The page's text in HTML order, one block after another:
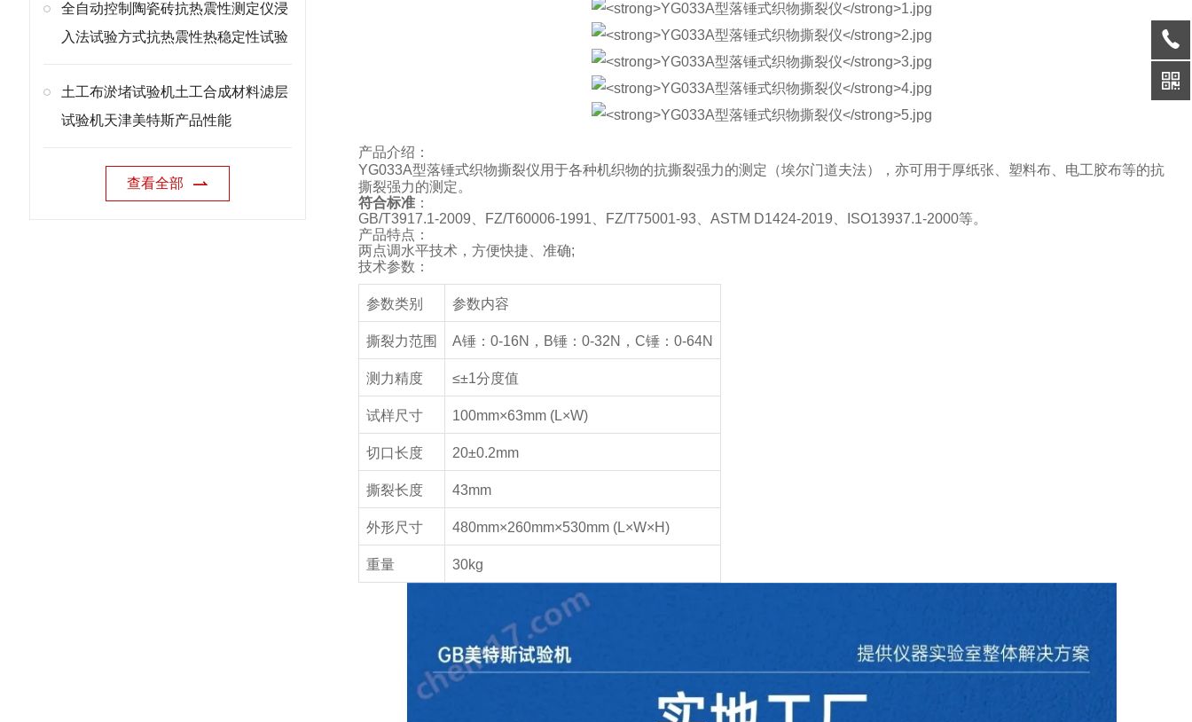
全自动控制陶瓷砖抗热震性测定仪浸
入法试验方式抗热震性热稳定性试验
土工布淤堵试验机土工合成材料滤层
试验机天津美特斯产品性能
查看全部
产品介绍：
YG033A型落锤式织物撕裂仪用于各种机织物的抗撕裂强力的测定（埃尔门道夫法），亦可用于厚纸张、塑料布、电工胶布等的抗
撕裂强力的测定。
符合标准 ：
GB/T3917.1-2009
FZ/T60006-1991 FZ/T75001-93 ASTM D1424-2019 ISO13937.1-2000等。
产品特点：
两点调水平技术，方便快捷、准确;
技术参数：
参数类别 参数内容
撕裂力范围 A锤： 0-16N ， B锤： 0-32N ， C锤： 0-64N
测力精度 ≤±1分度值
试样尺寸 100mm×63mm (L×W)
切口长度 20±0.2mm
撕裂长度 43mm
外形尺寸 480mm×260mm×530mm (L×W×H)
重量 30kg